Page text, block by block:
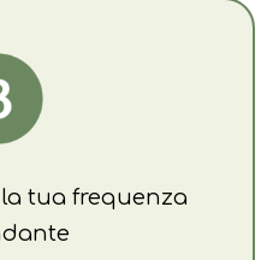
tua frequenza